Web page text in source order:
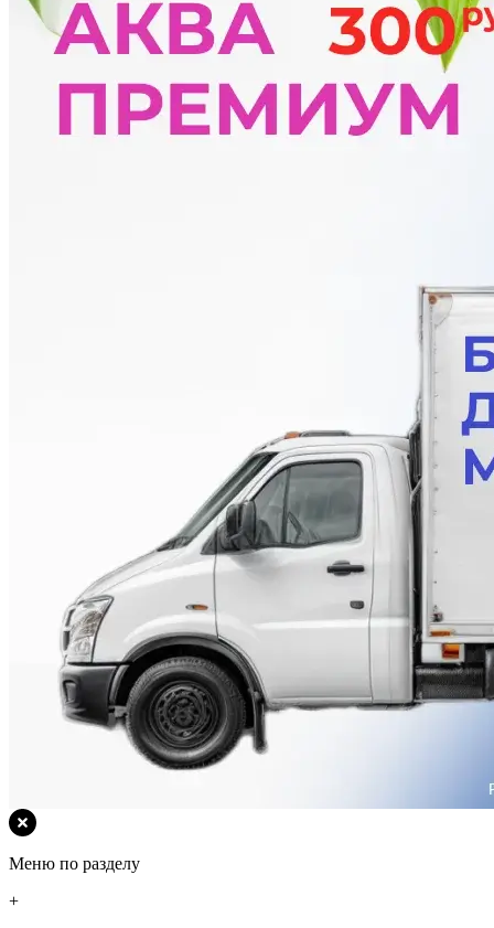
Меню по разделу
+